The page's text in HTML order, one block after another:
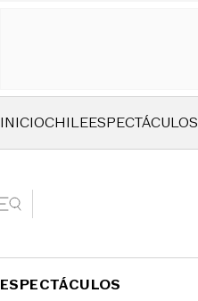
INICIOCHILEESPECTÁCULOS
ESPECTÁCULOS